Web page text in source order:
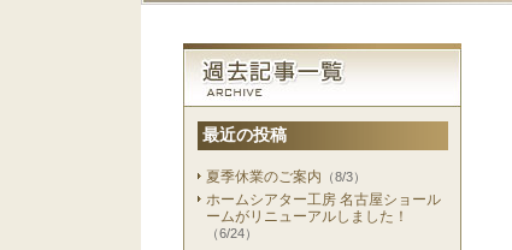
最近の投稿
夏季休業のご案内 （8/3）
ホームシアター工房 名古屋ショール
ームがリニューアルしました！
（6/24）